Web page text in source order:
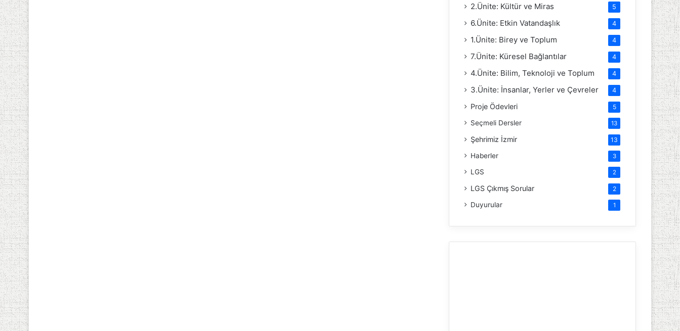
2.Ünite: Kültür ve Miras 5
6.Ünite: Etkin Vatandaşlık 4
1.Ünite: Birey ve Toplum 4
7.Ünite: Küresel Bağlantılar 4
4.Ünite: Bilim, Teknoloji ve Toplum 4
3.Ünite: İnsanlar, Yerler ve Çevreler 4
Proje Ödevleri 5
Seçmeli Dersler 13
Şehrimiz İzmir 13
Haberler 3
LGS 2
LGS Çıkmış Sorular 2
Duyurular 1